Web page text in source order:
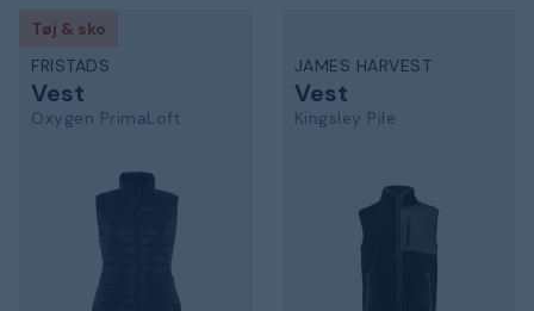
Tøj & sko
FRISTADS
Vest
Oxygen PrimaLoft
JAMES HARVEST
Vest
Kingsley Pile